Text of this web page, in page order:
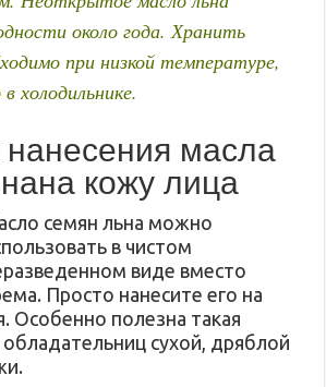
около года. Хранить
при низкой температуре,
холодильнике.
масла
кожу лица
семян льна можно
в чистом
виде вместо
Просто нанесите его на
Особенно полезна такая
сухой, дряблой